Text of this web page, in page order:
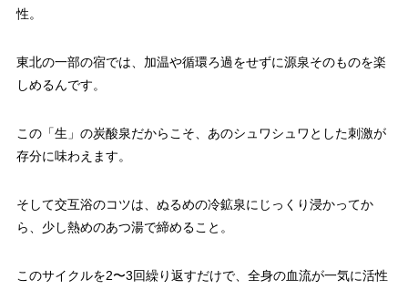
性。
東北の一部の宿では、加温や循環ろ過をせずに源泉そのものを楽
しめるんです。
この「生」の炭酸泉だからこそ、あのシュワシュワとした刺激が
存分に味わえます。
そして交互浴のコツは、ぬるめの冷鉱泉にじっくり浸かってか
ら、少し熱めのあつ湯で締めること。
このサイクルを2〜3回繰り返すだけで、全身の血流が一気に活性